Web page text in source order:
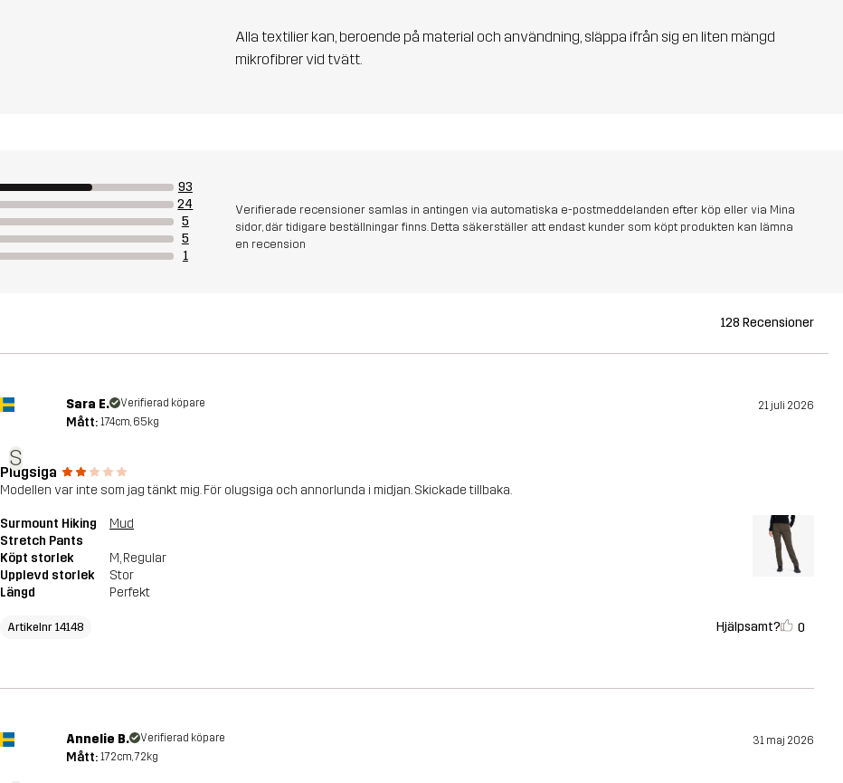
Alla textilier kan, beroende på material och användning, släppa ifrån sig en liten mängd
mikrofibrer vid tvätt.
93
24
5
5
1
Verifierade recensioner samlas in antingen via automatiska e-postmeddelanden efter köp eller via Mina
sidor, där tidigare beställningar finns. Detta säkerställer att endast kunder som köpt produkten kan lämna
en recension
128 Recensioner
S
Sara E. Verifierad köpare 21 juli 2026
Mått: 174cm, 65kg
Plugsiga
Modellen var inte som jag tänkt mig. För olugsiga och annorlunda i midjan. Skickade tillbaka.
Surmount Hiking
Stretch Pants
Mud
Köpt storlek M, Regular
Upplevd storlek
Stor
Längd
Perfekt
Artikelnr 14148 Hjälpsamt? 0
Annelie B. Verifierad köpare 31 maj 2026
Mått: 172cm, 72kg